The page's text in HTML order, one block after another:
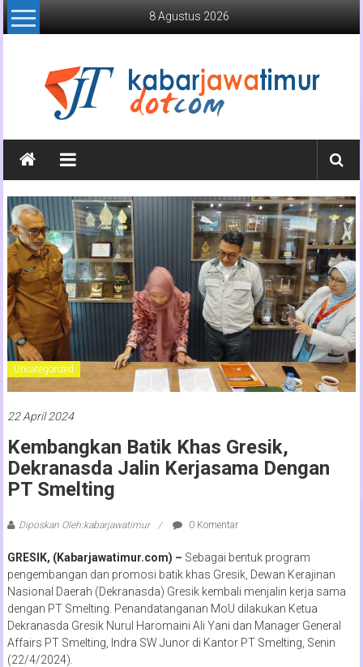
Lompat
ke
8 Agustus 2026
Kabar
Jawa
Timur
Media
Online
Jawa
Timur
Uncategorized
22 April 2024
Kembangkan Batik Khas Gresik,
Dekranasda Jalin Kerjasama Dengan
PT Smelting
Diposkan Oleh:kabarjawatimur 0 Komentar
GRESIK, (Kabarjawatimur.com) – Sebagai bentuk program
pengembangan dan promosi batik khas Gresik, Dewan Kerajinan
Nasional Daerah (Dekranasda) Gresik kembali menjalin kerja sama
dengan PT Smelting. Penandatanganan MoU dilakukan Ketua
Dekranasda Gresik Nurul Haromaini Ali Yani dan Manager General
Affairs PT Smelting, Indra SW Junor di Kantor PT Smelting, Senin
(22/4/2024).